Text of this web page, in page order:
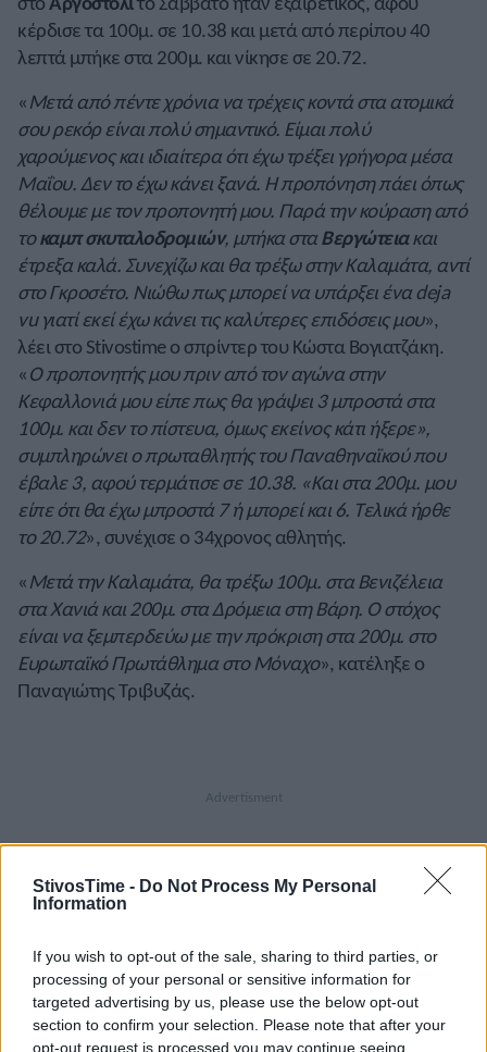
StivosTime - Do Not Process My Personal
Information
If you wish to opt-out of the sale, sharing to third parties, or
processing of your personal or sensitive information for
targeted advertising by us, please use the below opt-out
section to confirm your selection. Please note that after your
opt-out request is processed you may continue seeing
A+ A- A±
κέρδισε τα 100μ. σε 10.38 και μετά από περίπου 40
λεπτά μπήκε στα 200μ. και νίκησε σε 20.72.
«Μετά από πέντε χρόνια να τρέχεις κοντά στα ατομικά
σου ρεκόρ είναι πολύ σημαντικό. Είμαι πολύ
χαρούμενος και ιδιαίτερα ότι έχω τρέξει γρήγορα μέσα
Μαΐου. Δεν το έχω κάνει ξανά. Η προπόνηση πάει όπως
θέλουμε με τον προπονητή μου. Παρά την κούραση από
τοκαμπ σκυταλοδρομιών, μπήκα σταΒεργώτειακαι
έτρεξα καλά. Συνεχίζω και θα τρέξω στην Καλαμάτα, αντί
στο Γκροσέτο. Νιώθω πως μπορεί να υπάρξει ένα deja
vu γιατί εκεί έχω κάνει τις καλύτερες επιδόσεις μου»,
λέει στο Stivostime ο σπρίντερ του Κώστα Βογιατζάκη.
«Ο προπονητής μου πριν από τον αγώνα στην
Κεφαλλονιά μου είπε πως θα γράψει 3 μπροστά στα
100μ. και δεν το πίστευα, όμως εκείνος κάτι ήξερε»,
συμπληρώνει ο πρωταθλητής του Παναθηναϊκού που
έβαλε 3, αφού τερμάτισε σε 10.38. «Και στα 200μ. μου
είπε ότι θα έχω μπροστά 7 ή μπορεί και 6. Τελικά ήρθε
το 20.72», συνέχισε ο 34χρονος αθλητής.
«Μετά την Καλαμάτα, θα τρέξω 100μ. στα Βενιζέλεια
στα Χανιά και 200μ. στα Δρόμεια στη Βάρη. Ο στόχος
είναι να ξεμπερδεύω με την πρόκριση στα 200μ. στο
Ευρωπαϊκό Πρωτάθλημα στο Μόναχο», κατέληξε ο
Παναγιώτης Τριβυζάς.